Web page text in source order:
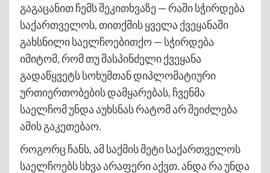
გაგაცანით ჩემს შეკითხვაზე — რაში სჭირდება
საქართველოს, თითქმის ყველა ქვეყანაში
გახსნილი საელჩოებითქო — სჭირდება
იმიტომ, რომ თუ მასპინძელი ქვეყანა
გადაწყვეტს სოხუმთან დიპლომატიური
ურთიერთობების დამყარებას, ჩვენმა
საელჩომ უნდა აუხსნას რატომ არ შეიძლება
ამის გაკეთებაო.
როგორც ჩანს, ამ საქმის მეტი საქართველოს
საელჩოებს სხვა არაფერი აქვთ. ანდა რა უნდა